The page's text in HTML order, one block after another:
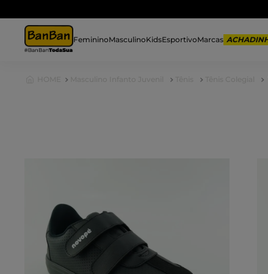
FemininoMasculinoKidsEsportivoMarcas